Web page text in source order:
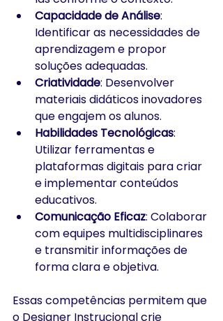
Capacidade de Análise:
Identificar as necessidades de
aprendizagem e propor
soluções adequadas.​
Criatividade: Desenvolver
materiais didáticos inovadores
que engajem os alunos.​
Habilidades Tecnológicas:
Utilizar ferramentas e
plataformas digitais para criar
e implementar conteúdos
educativos.​
Comunicação Eficaz: Colaborar
com equipes multidisciplinares
e transmitir informações de
forma clara e objetiva.​
Essas competências permitem que
o Designer Instrucional crie